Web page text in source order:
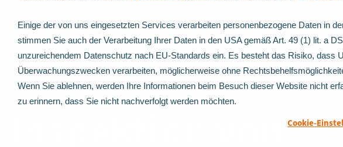
Einige der von uns eingesetzten Services verarbeiten personenbezogene Daten in
stimmen Sie auch der Verarbeitung Ihrer Daten in den USA gemäß Art. 49 (1) lit. a
unzureichendem Datenschutz nach EU-Standards ein. Es besteht das Risiko, dass
Überwachungszwecken verarbeiten, möglicherweise ohne
Wenn Sie ablehnen, werden Ihre Informationen beim Besuch dieser Website nicht
zu erinnern, dass Sie nicht nachverfolgt werden möchten.
Cookie-